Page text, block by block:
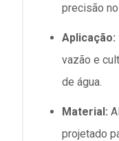
precisão
Aplicação:
vazão e
de água.
Material:
projetado